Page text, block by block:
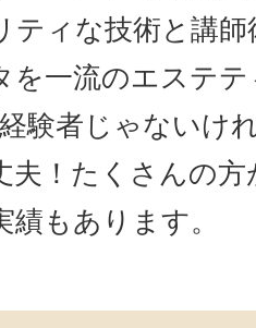
ティな技術と講
を一流のエステ
験者じゃないけ
夫！たくさんの方
もあります。